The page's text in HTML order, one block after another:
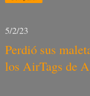
5/2/23
Perdió sus
los AirTags de